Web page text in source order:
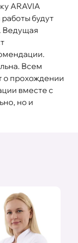
ARAVIA
будут
Ведущая
Всем
о прохождении
вместе с
но и